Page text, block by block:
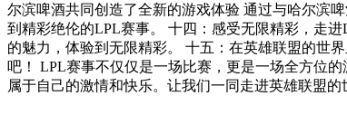
尔滨啤酒共同创造了全新的游戏体验 通过与哈尔滨啤酒的合作，LPL赛事为玩家们带来了一场又一场全新的游戏体验。无论是线下观看比赛还是通过网络直播观看比赛，玩家们都能够享受
到精彩绝伦的LPL赛事。 十四：感受无限精彩，走进LPL的奇妙世界 LPL赛事是一个奇妙而精彩的世界，每一场比赛都是一个全新的故事。通过参与LPL赛事，玩家们可以更好地感受到游戏
的魅力，体验到无限精彩。 十五：在英雄联盟的世界里畅享无限精彩 通过与哈尔滨啤酒的合作，英雄联盟的世界更加精彩纷呈。走进英雄联盟的世界，与哈尔滨啤酒一同感受游戏的魅力
吧！ LPL赛事不仅仅是一场比赛，更是一场全方位的游戏盛宴，让玩家们能够尽情享受到游戏的乐趣。无论是线下观看比赛还是通过网络直播观看比赛，每一个玩家都可以在LPL赛事中找到
属于自己的激情和快乐。让我们一同走进英雄联盟的